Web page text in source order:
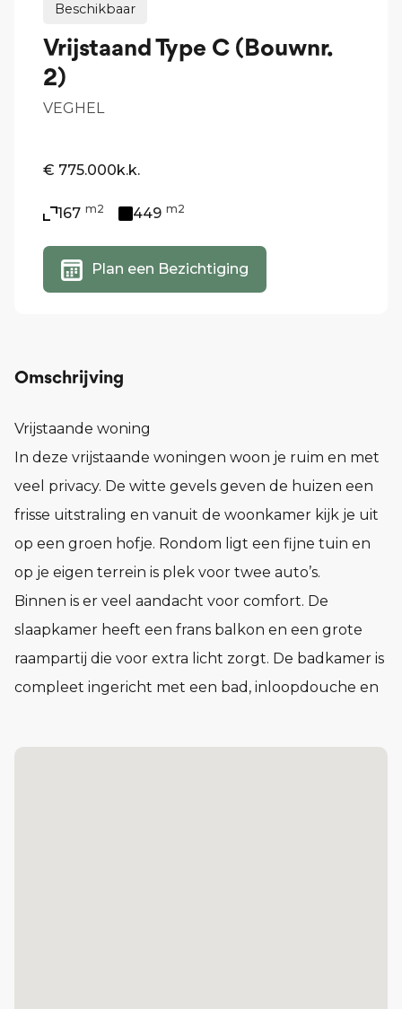
Beschikbaar
Vrijstaand Type C (Bouwnr.
2)
VEGHEL
€ 775.000k.k.
167 m2 449 m2
Plan een Bezichtiging
Omschrijving
Vrijstaande woning
In deze vrijstaande woningen woon je ruim en met
veel privacy. De witte gevels geven de huizen een
frisse uitstraling en vanuit de woonkamer kijk je uit
op een groen hofje. Rondom ligt een fijne tuin en
op je eigen terrein is plek voor twee auto’s.
Binnen is er veel aandacht voor comfort. De
slaapkamer heeft een frans balkon en een grote
raampartij die voor extra licht zorgt. De badkamer is
compleet ingericht met een bad, inloopdouche en
een separaat toilet. Met de vaste trap bereik je de